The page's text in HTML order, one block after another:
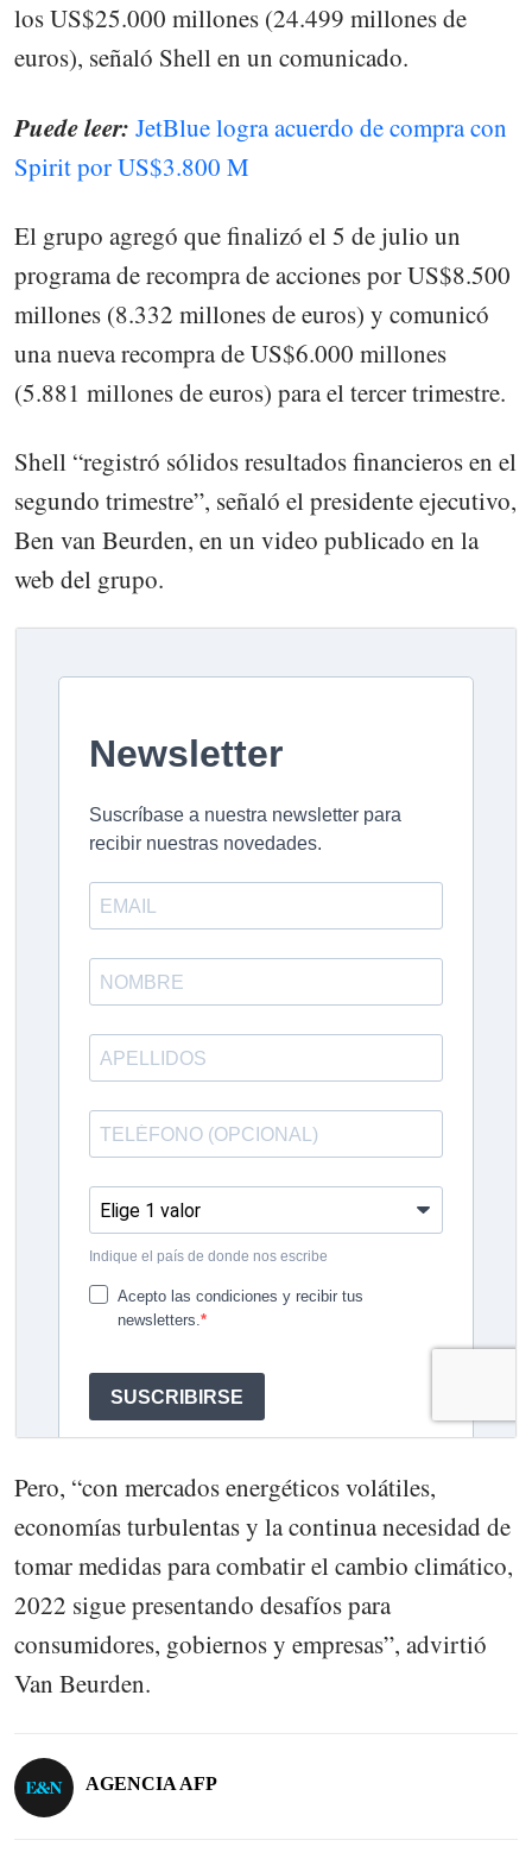
los US$25.000 millones (24.499 millones de
euros), señaló Shell en un comunicado.
Puede leer: JetBlue logra acuerdo de compra con
Spirit por US$3.800 M
El grupo agregó que finalizó el 5 de julio un
programa de recompra de acciones por US$8.500
millones (8.332 millones de euros) y comunicó
una nueva recompra de US$6.000 millones
(5.881 millones de euros) para el tercer trimestre.
Shell “registró sólidos resultados financieros en el
segundo trimestre”, señaló el presidente ejecutivo,
Ben van Beurden, en un video publicado en la
web del grupo.
Pero, “con mercados energéticos volátiles,
economías turbulentas y la continua necesidad de
tomar medidas para combatir el cambio climático,
2022 sigue presentando desafíos para
consumidores, gobiernos y empresas”, advirtió
Van Beurden.
AGENCIA AFP